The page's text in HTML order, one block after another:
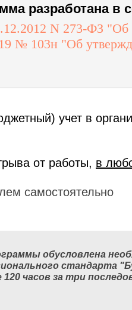
разработана в
N 273-ФЗ "Об
№ 103н "Об
учет в
от работы, в
самостоятельно
обусловлена
стандарта
часов за три